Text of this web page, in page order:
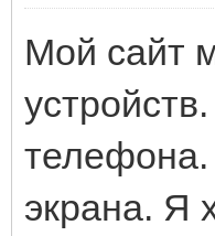
Мой сайт
телефона.
экрана. Я